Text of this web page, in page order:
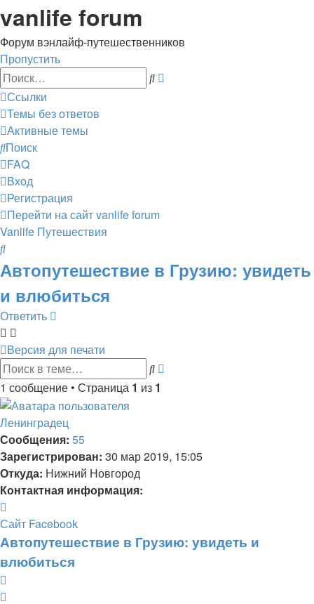
vanlife forum
Форум вэнлайф-путешественников
Пропустить
Поиск
Ссылки
Темы без ответов
Активные темы
Поиск
FAQ
Вход
Регистрация
Перейти на сайтvanlife forum
Vanlife Путешествия
Поиск
Автопутешествие в Грузию: увидеть
и влюбиться
Ответить
Версия для печати
Поиск
1 сообщение • Страница 1 из 1
Ленинградец
Сообщения: 55
Зарегистрирован: 30 мар 2019, 15:05
Откуда: Нижний Новгород
Контактная информация:
информация
пользователя
Ленинградец
Сайт Facebook
Автопутешествие в Грузию: увидеть и
влюбиться